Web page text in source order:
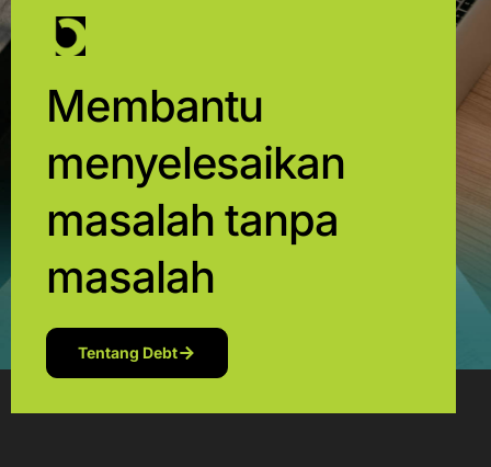
Membantu
menyelesaikan
masalah tanpa
masalah
Tentang Debt